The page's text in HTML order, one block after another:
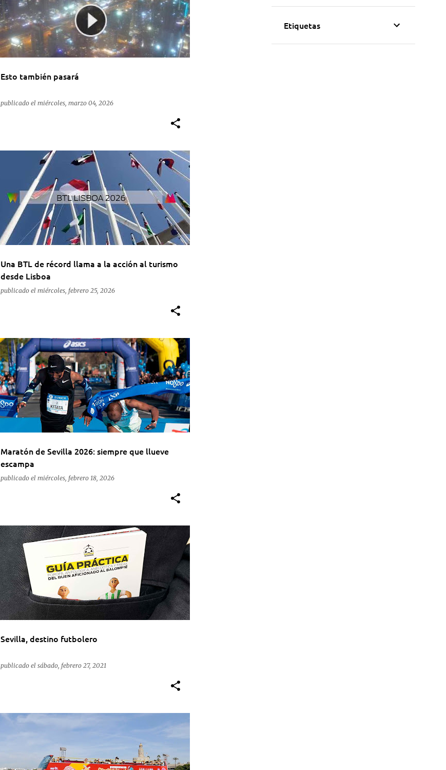
Esto también pasará
publicado el miércoles, marzo 04, 2026
Una BTL de récord llama a la acción al turismo
desde Lisboa
publicado el miércoles, febrero 25, 2026
ACTUALIDAD LISBOA PORTUGAL
Maratón de Sevilla 2026: siempre que llueve
escampa
publicado el miércoles, febrero 18, 2026
ACTUALIDAD DEPORTE MARATÓN
Sevilla, destino futbolero
publicado el sábado, febrero 27, 2021
ACTUALIDAD DEPORTE FÚTBOL
ACTUALIDAD
MÁLAGA
RSC
Etiquetas